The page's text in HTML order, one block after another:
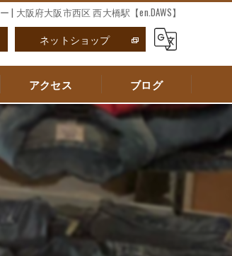
| 大阪府大阪市西区 西大橋駅【en.DAWS】
ネットショップ
アクセス
エンダウス
ブログ